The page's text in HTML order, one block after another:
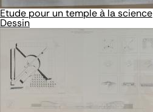
Etude pour un temple à la science
Dessin